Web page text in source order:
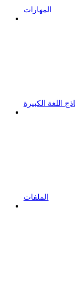
المهارات
الملفات